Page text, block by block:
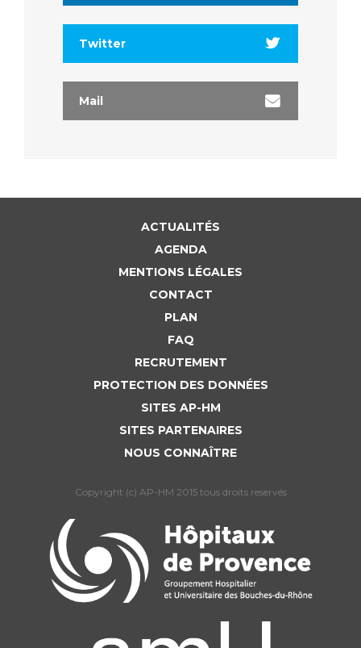
Twitter
Mail
ACTUALITÉS
AGENDA
MENTIONS LÉGALES
CONTACT
PLAN
FAQ
RECRUTEMENT
PROTECTION DES DONNÉES
SITES AP-HM
SITES PARTENAIRES
NOUS CONNAÎTRE
Copyright (c) AP-HM 2015 tous droits reservés